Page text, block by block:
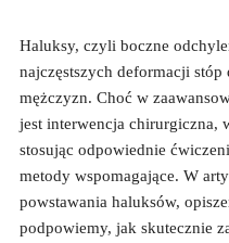
Haluksy, czyli boczne
najczęstszych deformacji
mężczyzn. Choć w
jest interwencja chirurgiczna,
stosując odpowiednie
metody wspomagające. W
powstawania haluksów,
podpowiemy, jak skutecznie